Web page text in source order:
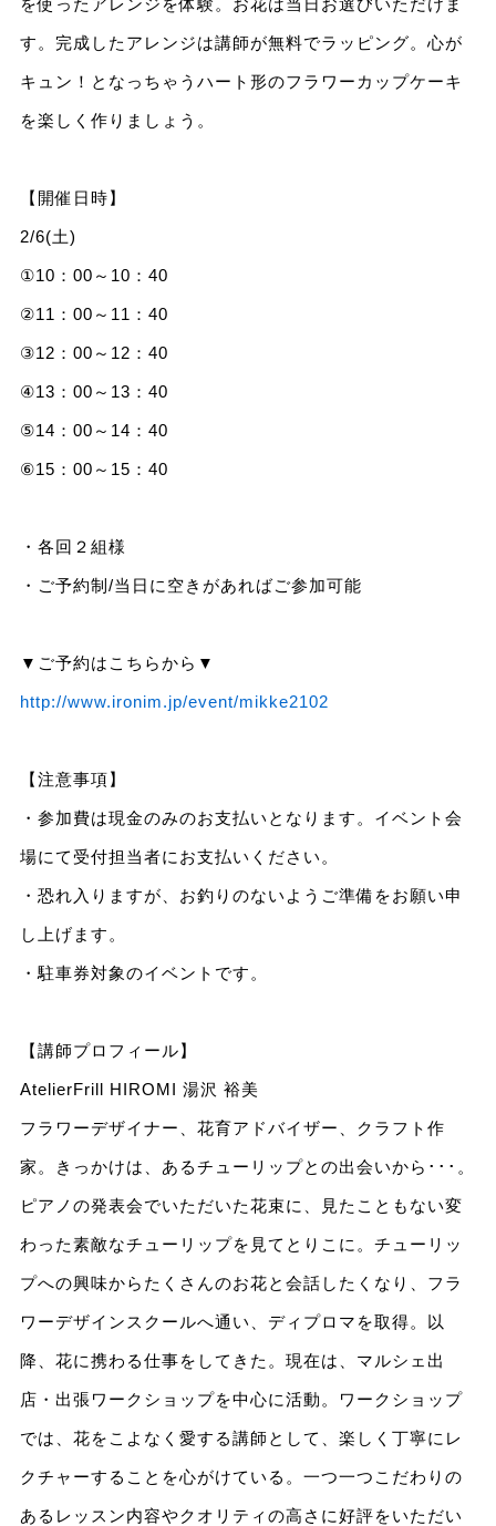
す。完成したアレンジは講師が無料でラッピング。心が
キュン！となっちゃうハート形のフラワーカップケーキ
を楽しく作りましょう。
【開催日時】
2/6(土)
①10：00～10：40
②11：00～11：40
③12：00～12：40
④13：00～13：40
⑤14：00～14：40
⑥15：00～15：40
・各回２組様
・ご予約制/当日に空きがあればご参加可能
▼ご予約はこちらから▼
http://www.ironim.jp/event/mikke2102
【注意事項】
・参加費は現金のみのお支払いとなります。イベント会
場にて受付担当者にお支払いください。
・恐れ入りますが、お釣りのないようご準備をお願い申
し上げます。
・駐車券対象のイベントです。
【講師プロフィール】
AtelierFrill HIROMI 湯沢 裕美
フラワーデザイナー、花育アドバイザー、クラフト作
家。きっかけは、あるチューリップとの出会いから･･･。
ピアノの発表会でいただいた花束に、見たこともない変
わった素敵なチューリップを見てとりこに。チューリッ
プへの興味からたくさんのお花と会話したくなり、フラ
ワーデザインスクールへ通い、ディプロマを取得。以
降、花に携わる仕事をしてきた。現在は、マルシェ出
店・出張ワークショップを中心に活動。ワークショップ
では、花をこよなく愛する講師として、楽しく丁寧にレ
クチャーすることを心がけている。一つ一つこだわりの
あるレッスン内容やクオリティの高さに好評をいただい